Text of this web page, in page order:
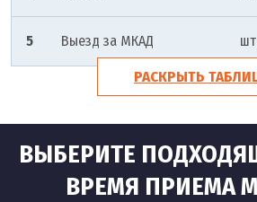
5 Выезд за МКАД шт
РАСКРЫТЬ
ВЫБЕРИТЕ
ВРЕМЯ ПРИЕМА